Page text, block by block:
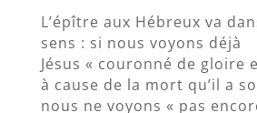
L’épître aux Hébreux va
sens : si nous voyons déjà
Jésus « couronné de gloire
à cause de la mort qu’il a
nous ne voyons « pas